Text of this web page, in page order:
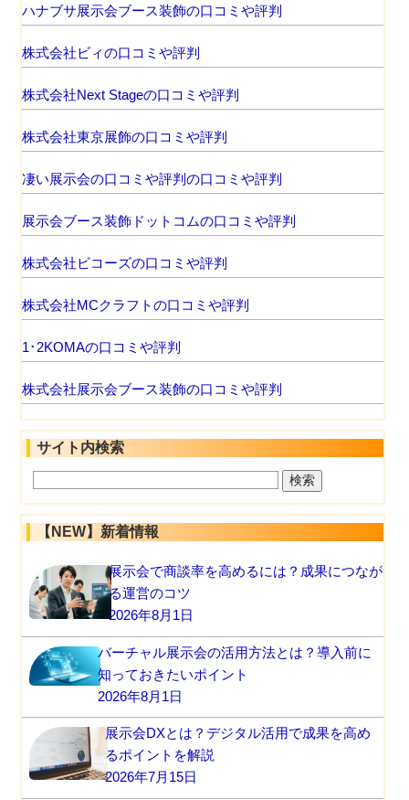
ハナブサ展示会ブース装飾の口コミや評判
株式会社ビィの口コミや評判
株式会社Next Stageの口コミや評判
株式会社東京展飾の口コミや評判
凄い展示会の口コミや評判の口コミや評判
展示会ブース装飾ドットコムの口コミや評判
株式会社ビコーズの口コミや評判
株式会社MCクラフトの口コミや評判
1･2KOMAの口コミや評判
株式会社展示会ブース装飾の口コミや評判
サイト内検索
【NEW】新着情報
展示会で商談率を高めるには？成果につなが
る運営のコツ
2026年8月1日
バーチャル展示会の活用方法とは？導入前に
知っておきたいポイント
2026年8月1日
展示会DXとは？デジタル活用で成果を高め
るポイントを解説
2026年7月15日